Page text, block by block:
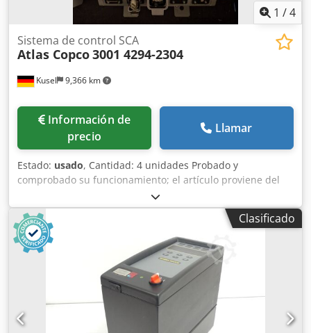
1 /4
Kusel 9,366 km
Sistema de control SCA
Atlas Copco3001 4294-2304
Información de
precio
Llamar
Estado: usado, Cantidad: 4 unidades Probado y
comprobado su funcionamiento; el artículo proviene del
desmantelamiento de instalaciones de un proveedor de la
industria automotriz. 3001 4294-2304 Atlas Copco
Fabricante: Atlas Copco Modelo: 3001 4294-2304
Componente de Atlas Copco, parte de una unidad de
control o conexión SCA para aplicaciones industriales.
Chsdozfi Tujpfx Akbea Utilizado en entornos de producción
automatizados, especialmente en tecnología de encolado y
dosificación. Ideal para la sustitución, el mantenimiento o
la ampliación de sistemas en instalaciones Atlas Copco
existentes.
Clasificado